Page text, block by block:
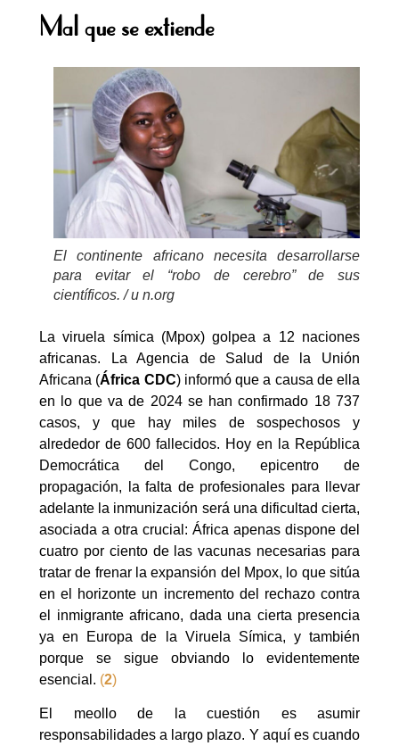
Mal que se extiende
El continente africano necesita desarrollarse
para evitar el “robo de cerebro” de sus
científicos. / u n.org
La viruela símica (Mpox) golpea a 12 naciones
africanas. La Agencia de Salud de la Unión
Africana (África CDC) informó que a causa de ella
en lo que va de 2024 se han confirmado 18 737
casos, y que hay miles de sospechosos y
alrededor de 600 fallecidos. Hoy en la República
Democrática del Congo, epicentro de
propagación, la falta de profesionales para llevar
adelante la inmunización será una dificultad cierta,
asociada a otra crucial: África apenas dispone del
cuatro por ciento de las vacunas necesarias para
tratar de frenar la expansión del Mpox, lo que sitúa
en el horizonte un incremento del rechazo contra
el inmigrante africano, dada una cierta presencia
ya en Europa de la Viruela Símica, y también
porque se sigue obviando lo evidentemente
esencial. (2)
El meollo de la cuestión es asumir
responsabilidades a largo plazo. Y aquí es cuando